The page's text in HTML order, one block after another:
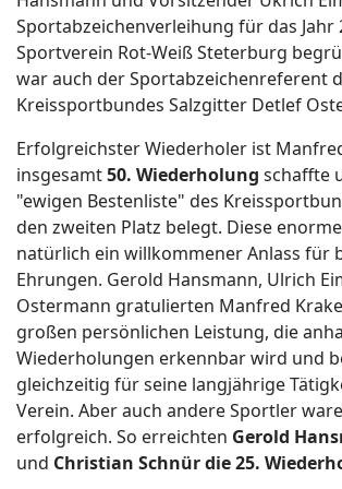
Sportabzeichenverleihung für das Jahr
Sportverein Rot-Weiß Steterburg
war auch der Sportabzeichenreferent
Kreissportbundes Salzgitter Detlef
Erfolgreichster Wiederholer ist
insgesamt50. Wiederholung schaffte
"ewigen Bestenliste" des
den zweiten Platz belegt. Diese
natürlich ein willkommener Anlass für
Ehrungen. Gerold Hansmann, Ulrich
Ostermann gratulierten Manfred
großen persönlichen Leistung, die
Wiederholungen erkennbar wird und
gleichzeitig für seine langjährige
Verein. Aber auch andere Sportler
erfolgreich. So erreichten Gerold
und Christian Schnür die 25.